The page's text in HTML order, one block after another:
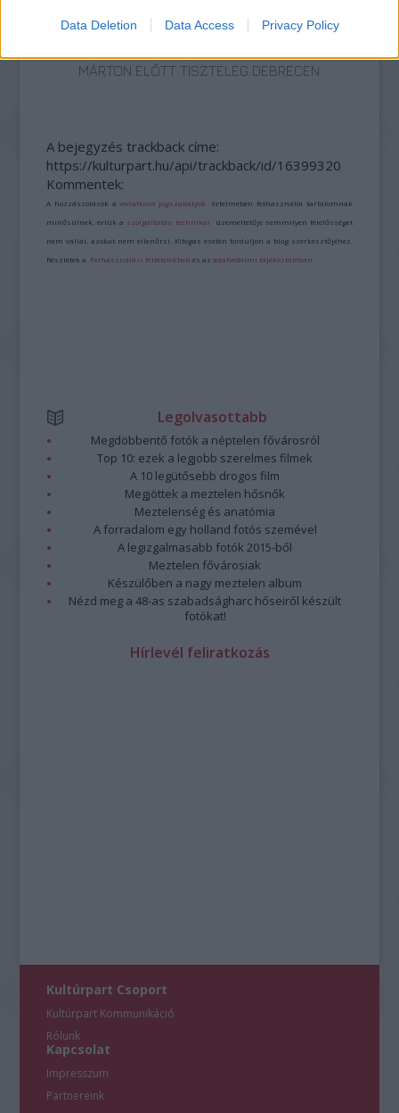
Data Deletion Data Access Privacy Policy
A SZTÁROK FOTÓSA, A VÁROS FIA – SZIPÁL
MÁRTON ELŐTT TISZTELEG DEBRECEN
A bejegyzés trackback címe:
https://kulturpart.hu/api/trackback/id/16399320
Kommentek:
A hozzászólások avonatkozó jogszabályok értelmében felhasználói tartalomnak
minősülnek, értük a szolgáltatás technikai üzemeltetője semmilyen felelősséget
nem vállal, azokat nem ellenőrzi. Kifogás esetén forduljon a blog szerkesztőjéhez.
Részletek a Felhasználási feltételekben és azadatvédelmi tájékoztatóban
Legolvasottabb
Megdöbbentő fotók a néptelen fővárosról
Top 10: ezek a legjobb szerelmes filmek
A 10 legütősebb drogos film
Megjöttek a meztelen hősnők
Meztelenség és anatómia
A forradalom egy holland fotós szemével
A legizgalmasabb fotók 2015-ből
Meztelen fővárosiak
Készülőben a nagy meztelen album
Nézd meg a 48-as szabadságharc hőseiről készült
fotókat!
Hírlevél feliratkozás
Kultúrpart Csoport
Kultúrpart Kommunikáció
Rólunk
Kapcsolat
Impresszum
Partnereink